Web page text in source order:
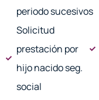
periodo sucesivos
Solicitud
prestación por
hijo nacido seg.
social